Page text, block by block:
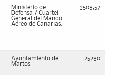
Ministerio de
Defensa / Cuartel
General del Mando
Aéreo de Canarias.
3508,57
Ayuntamiento de
Martos
25280